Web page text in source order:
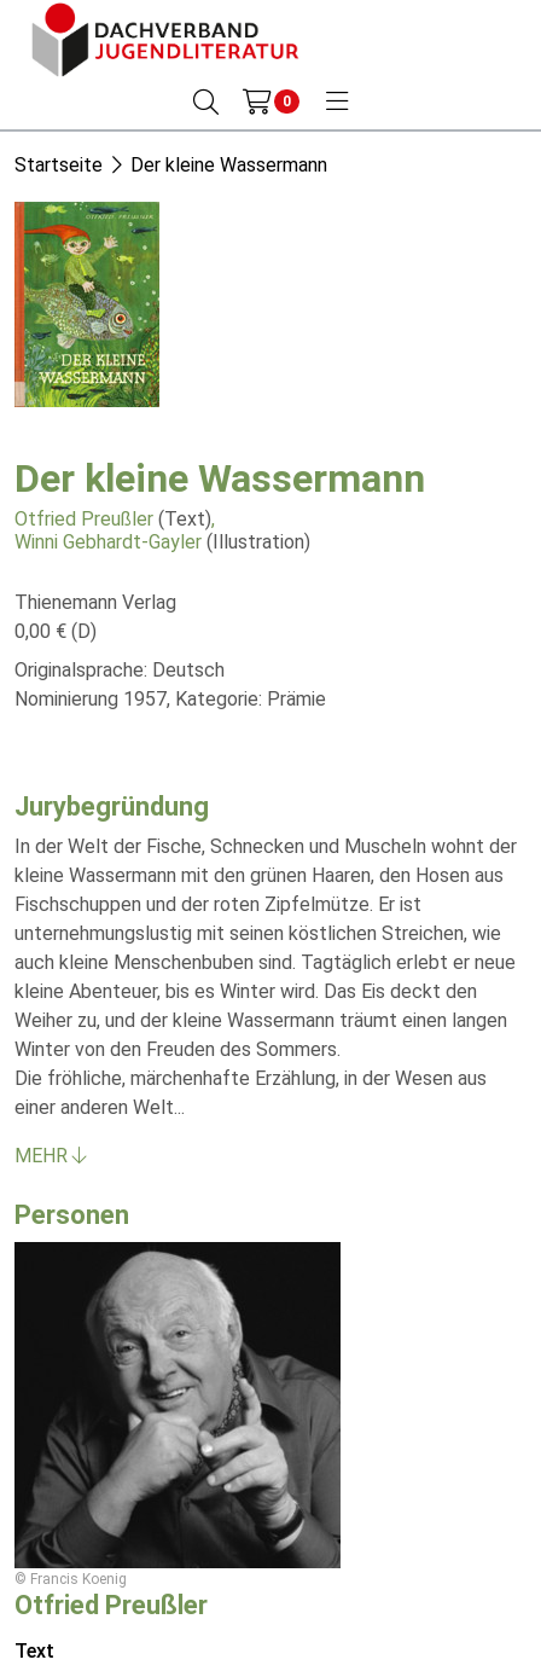
0
Startseite Der kleine Wassermann
Der kleine Wassermann
Otfried Preußler (Text),
Winni Gebhardt-Gayler (Illustration)
Thienemann Verlag
0,00 € (D)
Originalsprache: Deutsch
Nominierung 1957, Kategorie: Prämie
Jurybegründung
In der Welt der Fische, Schnecken und Muscheln wohnt der
kleine Wassermann mit den grünen Haaren, den Hosen aus
Fischschuppen und der roten Zipfelmütze. Er ist
unternehmungslustig mit seinen köstlichen Streichen, wie
auch kleine Menschenbuben sind. Tagtäglich erlebt er neue
kleine Abenteuer, bis es Winter wird. Das Eis deckt den
Weiher zu, und der kleine Wassermann träumt einen langen
Winter von den Freuden des Sommers.
Die fröhliche, märchenhafte Erzählung, in der Wesen aus
einer anderen Welt...
MEHR
Personen
© Francis Koenig
Otfried Preußler
Text